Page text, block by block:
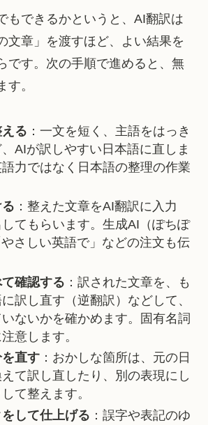
もできるかというと、AI翻訳は
文章」を渡すほど、よい結果を
です。次の手順で進めると、無
す。
る ：一文を短く、主語をはっき
AIが訳しやすい日本語に直しま
力ではなく日本語の整理の作業
：整えた文章をAI翻訳に入力
してもらいます。生成AI（ぽちぽ
さしい英語で」などの注文も伝
確認する ：訳された文章を、も
訳し直す（逆翻訳）などして、
ないかを確かめます。固有名詞
意します。
直す：おかしな箇所は、元の日
て訳し直したり、別の表現にし
て整えます。
して仕上げる ：誤字や表記のゆ